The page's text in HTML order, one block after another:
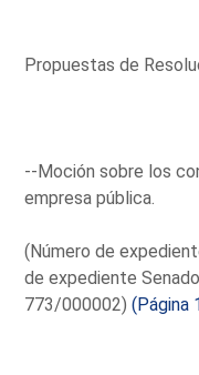
Propuestas de
--Moción sobre los
empresa pública.
(Número de
de expediente Senado
773/000002)(Página